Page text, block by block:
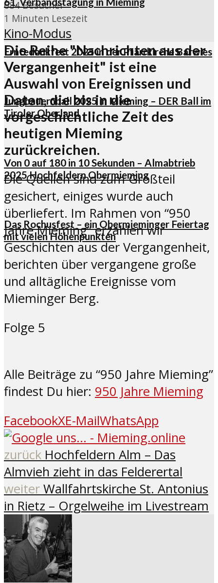
Erntedankfest 2025 in der Pfarrkirche Barwies
Jungbauernball 2025 in Mieming – DER Ball im
Tiroler Oberland
Von 0 auf 180 in 10 Sekunden – Almabtrieb
2025 Hochfeldern Obermieming
Das Rochusfest – ein Obermieminger Feiertag
mit vielen Höhenpunkten
684 Besucher
1 Minuten Lesezeit
Kino-Modus
Die Reihe "Nachrichten aus der
Vergangenheit" ist eine
Auswahl von Ereignissen und
Daten, die bis in die
vorgeschichtliche Zeit des
heutigen Mieming
zurückreichen.
Die Quellen sind zum Großteil
gesichert, einiges wurde auch
überliefert. Im Rahmen von “950
Jahre Mieming” erzählen wir
Geschichten aus der Vergangenheit,
berichten über vergangene große
und alltägliche Ereignisse vom
Mieminger Berg.
Folge 5
Alle Beiträge zu “950 Jahre Mieming”
findest Du hier: 950 Jahre Mieming
FacebookXE-MailWhatsApp
zurück Hochfeldern Alm – Das
Almvieh zieht in das Felderertal
weiter Wallfahrtskirche St. Antonius
in Rietz – Orgelweihe im Livestream